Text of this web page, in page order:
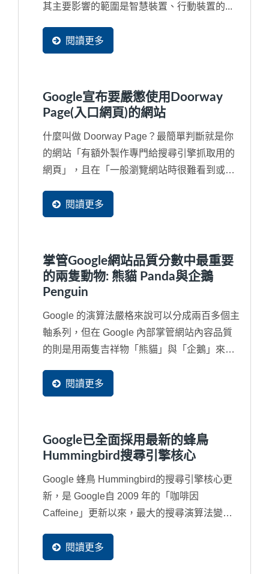
其主要影響的範圍是智慧裝置、行動裝置的...
閱讀更多
Google宣布要嚴懲使用Doorway
Page(入口網頁)的網站
什麼叫做 Doorway Page？最簡單判斷就是你
的網站「有額外製作專門給搜尋引擎抓取用的
網頁」，且在「一般瀏覽網站時很難看到或甚
（Domain...
閱讀更多
掌管Google網站品質分數中最重要
的兩隻動物: 熊貓 Panda與企鵝
Penguin
Google 的演算法嚴格來說可以分成兩百多個主
軸系列，但在 Google 內部掌管網站內容品質
的則是用兩隻吉祥物「熊貓」與「企鵝」來代
閱讀更多
Google已全面採用最新的蜂鳥
Hummingbird搜尋引擎核心
Google 蜂鳥 Hummingbird的搜尋引擎核心更
新，是 Google自 2009 年的「咖啡因
Caffeine」更新以來，最大的搜尋演算法變
閱讀更多